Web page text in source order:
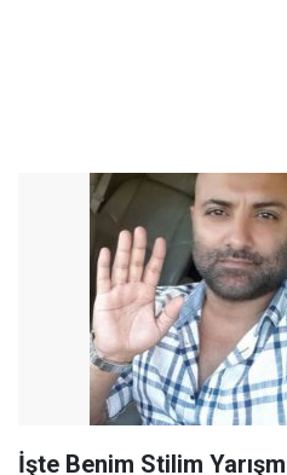
İşte Benim Stilim